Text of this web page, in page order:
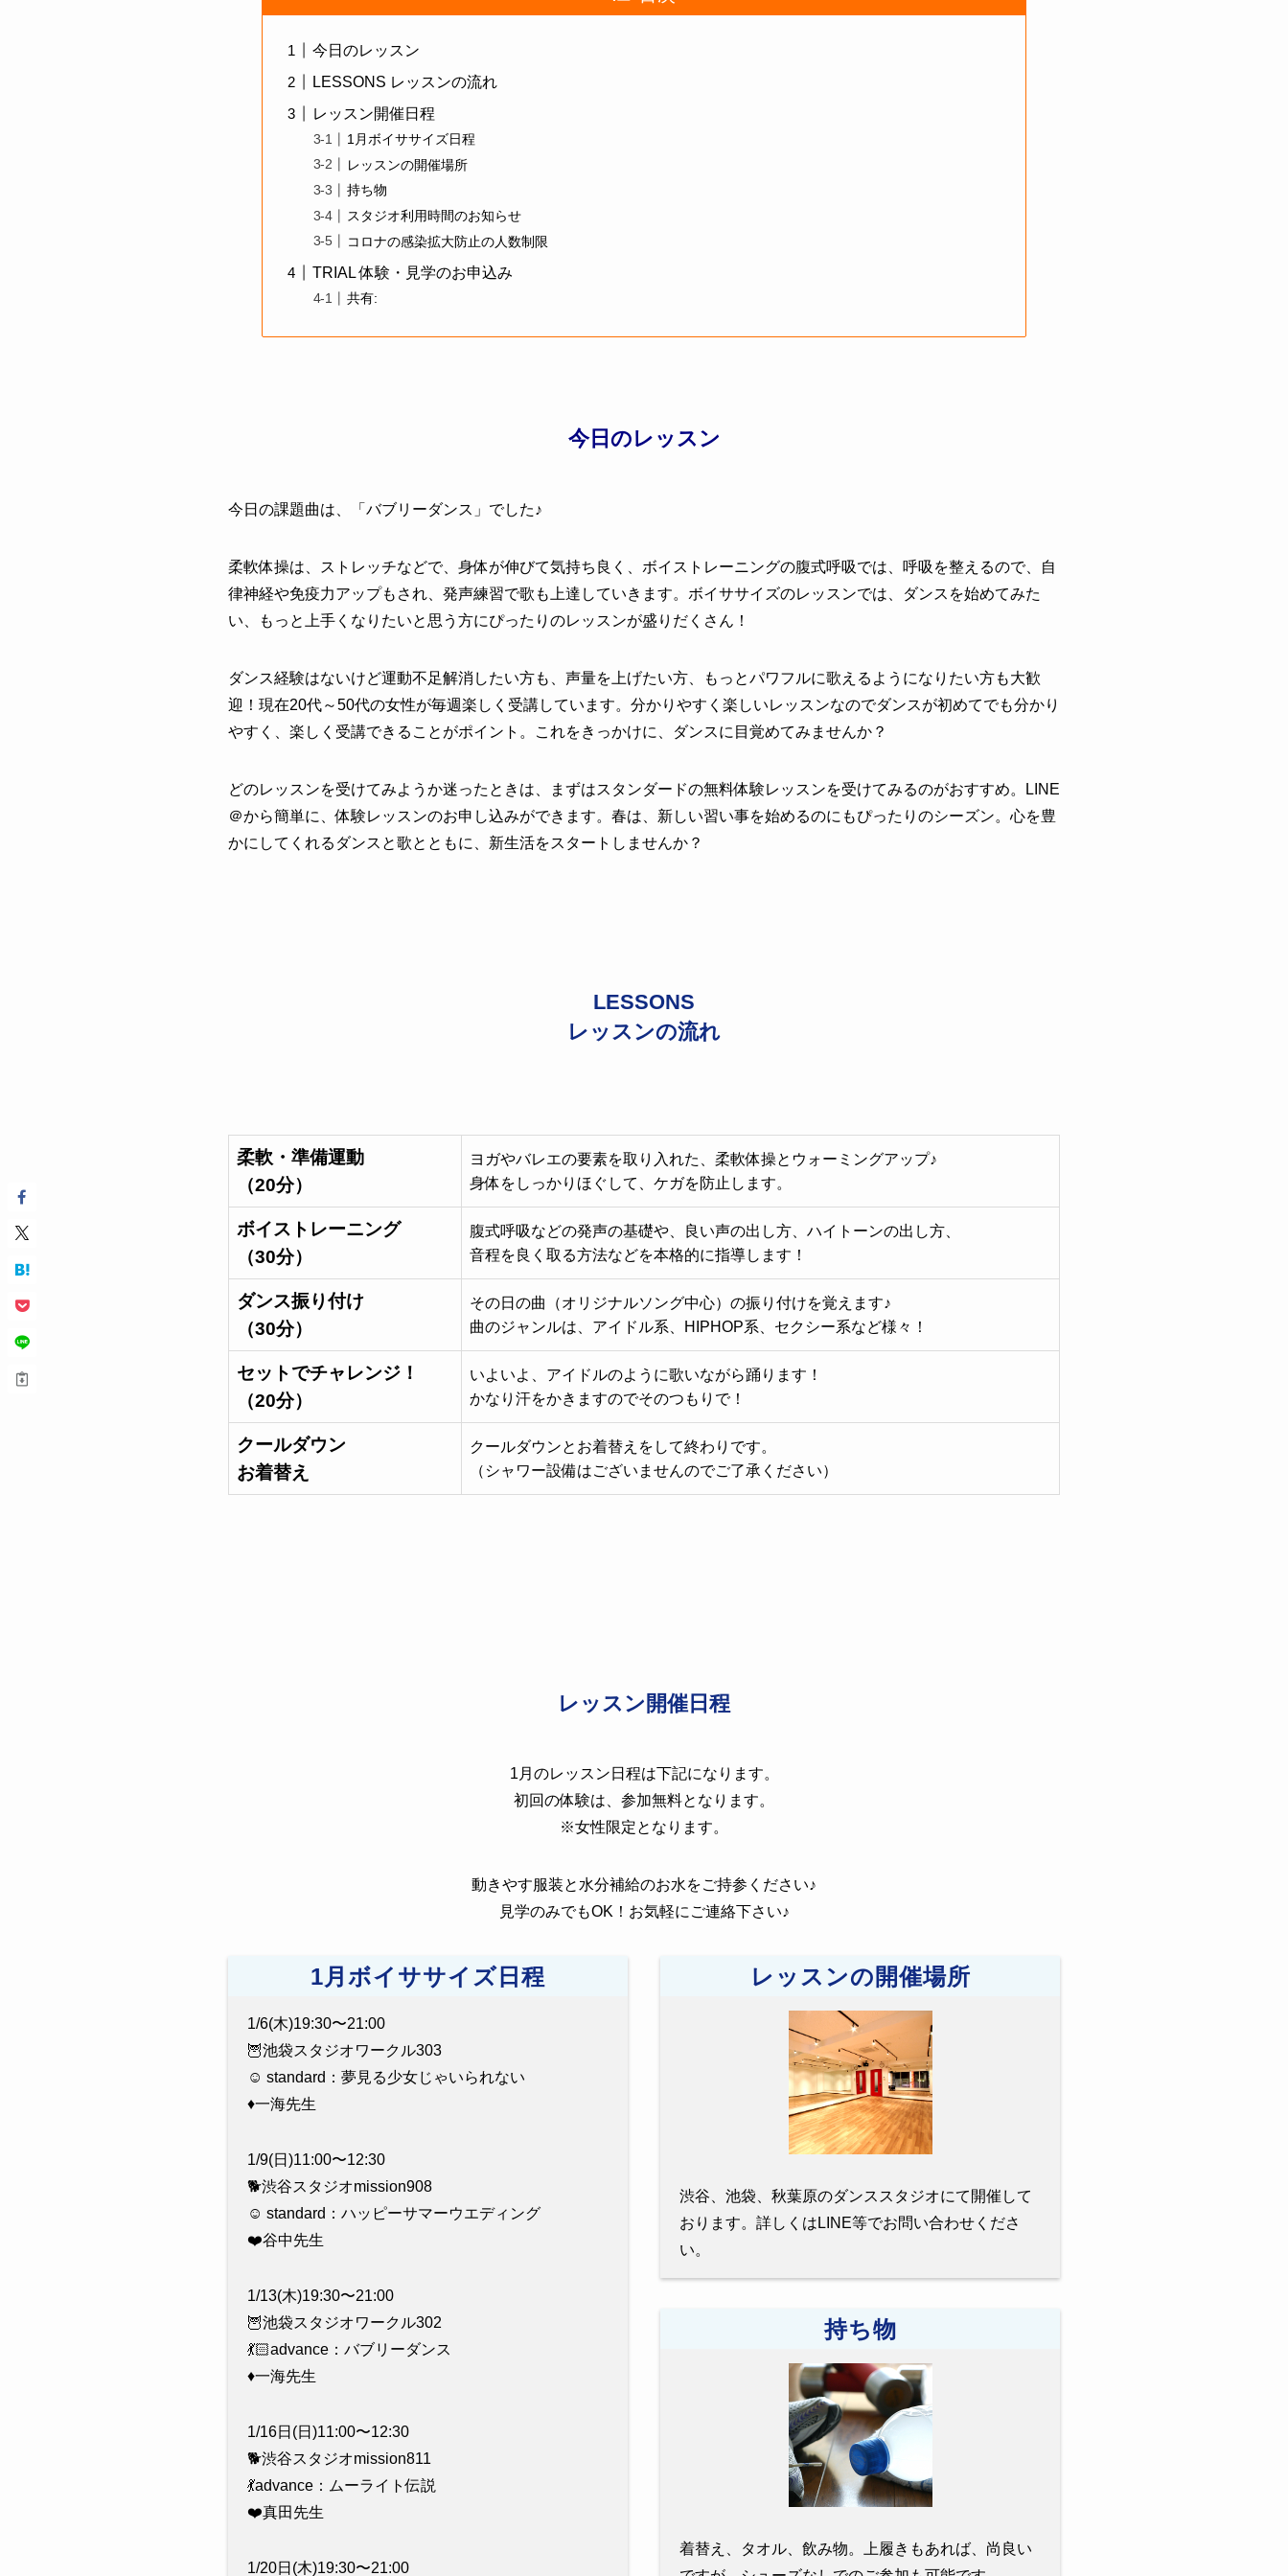
今日のレッスン
LESSONS レッスンの流れ
レッスン開催日程
1月ボイササイズ日程
レッスンの開催場所
持ち物
スタジオ利用時間のお知らせ
コロナの感染拡大防止の人数制限
TRIAL 体験・見学のお申込み
共有:
今日のレッスン
今日の課題曲は、「 バブリーダンス 」でした♪
柔軟体操は、ストレッチなどで、身体が伸びて気持ち良く、ボイストレーニングの腹式呼吸では、呼吸を整えるので、自
律神経や免疫力アップもされ、発声練習で歌も上達していきます。ボイササイズのレッスンでは、ダンスを始めてみた
い、もっと上手くなりたいと思う方にぴったりのレッスンが盛りだくさん！
ダンス経験はないけど運動不足解消したい方も、声量を上げたい方、もっとパワフルに歌えるようになりたい方も大歓
迎！現在20代～50代の女性が毎週楽しく受講しています。分かりやすく楽しいレッスンなのでダンスが初めてでも分かり
やすく、楽しく受講できることがポイント。これをきっかけに、ダンスに目覚めてみませんか？
どのレッスンを受けてみようか迷ったときは、まずはスタンダードの無料体験レッスンを受けてみるのがおすすめ。LINE
＠から簡単に、体験レッスンのお申し込みができます。春は、新しい習い事を始めるのにもぴったりのシーズン。心を豊
かにしてくれるダンスと歌とともに、新生活をスタートしませんか？
LESSONS
レッスンの流れ
柔軟・準備運動
（20分）
ヨガやバレエの要素を取り入れた、柔軟体操とウォーミングアップ♪
身体をしっかりほぐして、ケガを防止します。
ボイストレーニング
（30分）
腹式呼吸などの発声の基礎や、良い声の出し方、ハイトーンの出し方、
音程を良く取る方法などを本格的に指導します！
ダンス振り付け
（30分）
その日の曲（オリジナルソング中心）の振り付けを覚えます♪
曲のジャンルは、アイドル系、HIPHOP系、セクシー系など様々！
セットでチャレンジ！
（20分）
いよいよ、アイドルのように歌いながら踊ります！
かなり汗をかきますのでそのつもりで！
クールダウン
お着替え
クールダウンとお着替えをして終わりです。
（シャワー設備はございませんのでご了承ください）
レッスン開催日程
1月のレッスン日程は下記になります。
初回の体験は、参加無料となります。
※女性限定となります。
動きやす服装と水分補給のお水をご持参ください♪
見学のみでもOK！お気軽にご連絡下さい♪
1月ボイササイズ日程
1/6(木)19:30〜21:00
🦉池袋スタジオワークル303
☺️ standard：夢見る少女じゃいられない
♦️一海先生
1/9(日)11:00〜12:30
🐕渋谷スタジオmission908
☺️ standard：ハッピーサマーウエディング
❤️谷中先生
1/13(木)19:30〜21:00
🦉池袋スタジオワークル302
💃🏻advance：バブリーダンス
♦️一海先生
1/16日(日)11:00〜12:30
🐕渋谷スタジオmission811
💃advance：ムーライト伝説
❤️真田先生
1/20日(木)19:30〜21:00
レッスンの開催場所
渋谷、池袋、秋葉原のダンススタジオにて開催して
おります。詳しくはLINE等でお問い合わせくださ
い。
持ち物
着替え、タオル、飲み物。上履きもあれば、尚良い